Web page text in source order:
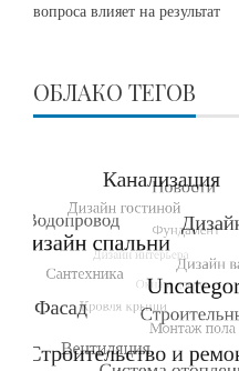
вопроса влияет на результат
ОБЛАКО ТЕГОВ